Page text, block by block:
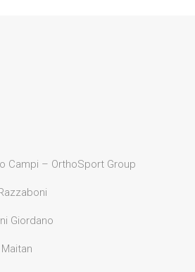
Campi – OrthoSport Group
Giordano